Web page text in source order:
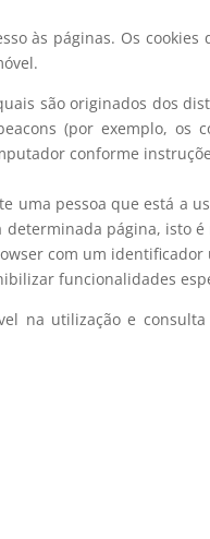
às páginas. Os
são originados dos
(por exemplo, os
conforme
pessoa que está a
página, isto
com um
funcionalidades
na utilização e